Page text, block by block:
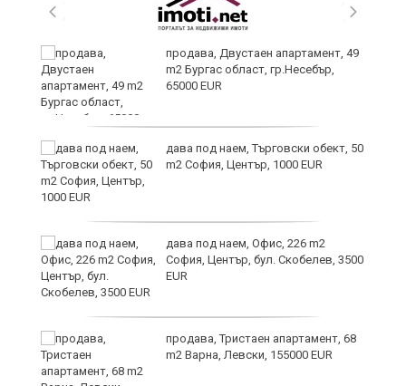
продава, Двустаен апартамент, 49
m2 Бургас област, гр.Несебър,
65000 EUR
дава под наем, Търговски обект, 50
m2 София, Център, 1000 EUR
дава под наем, Офис, 226 m2
София, Център, бул. Скобелев, 3500
EUR
продава, Тристаен апартамент, 68
m2 Варна, Левски, 155000 EUR